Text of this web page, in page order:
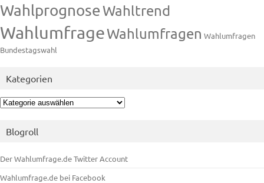
WahlprognoseWahltrend
WahlumfrageWahlumfragen Wahlumfragen
Bundestagswahl
Kategorien
Kategorien
Blogroll
Der Wahlumfrage.de Twitter Account
Wahlumfrage.de bei Facebook